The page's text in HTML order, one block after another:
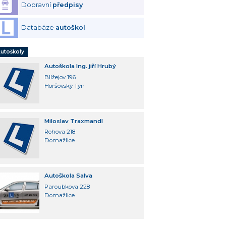
Dopravní předpisy
Databáze autoškol
Autoškola Ing. jiří Hrubý
Blížejov 196
Horšovský Týn
Miloslav Traxmandl
Rohova 218
Domažlice
Autoškola Salva
Paroubkova 228
Domažlice